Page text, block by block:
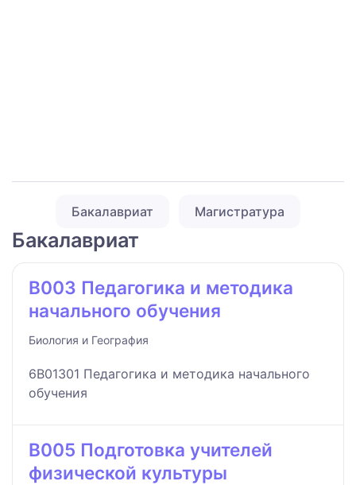
Бакалавриат Магистратура
Бакалавриат
B003 Педагогика и методика
начального обучения
Биология и География
6B01301 Педагогика и методика начального
обучения
B005 Подготовка учителей
физической культуры